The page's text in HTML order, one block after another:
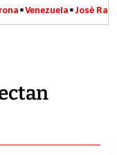
Venezuela José